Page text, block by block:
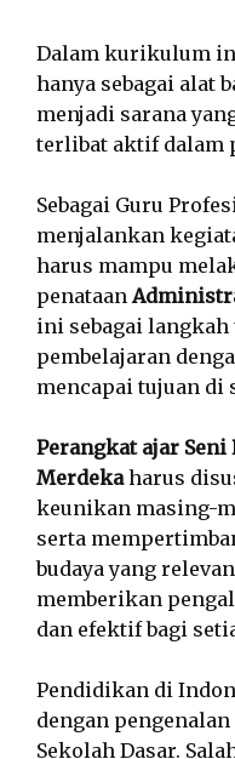
Dalam kurikulum
hanya sebagai alat
menjadi sarana
terlibat aktif dalam
Sebagai Guru
menjalankan
harus mampu
penataan
ini sebagai
pembelajaran
mencapai tujuan di
Perangkat ajar
Merdekaharus
keunikan masing-
serta
budaya yang
memberikan
dan efektif bagi
Pendidikan di
dengan
Sekolah Dasar.